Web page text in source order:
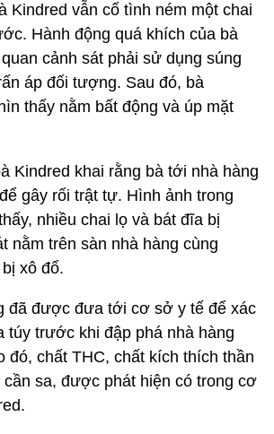
Kindred vẫn cố tình ném một chai
Hành động quá khích của bà
cảnh sát phải sử dụng súng
áp đối tượng. Sau đó, bà
thấy nằm bất động và úp mặt
Kindred khai rằng bà tới nhà hàng
gây rối trật tự. Hình ảnh trong
nhiều chai lọ và bát đĩa bị
nằm trên sàn nhà hàng cùng
xô đổ.
đã được đưa tới cơ sở y tế để xác
túy trước khi đập phá nhà hàng
đó, chất THC, chất kích thích thần
cần sa, được phát hiện có trong cơ